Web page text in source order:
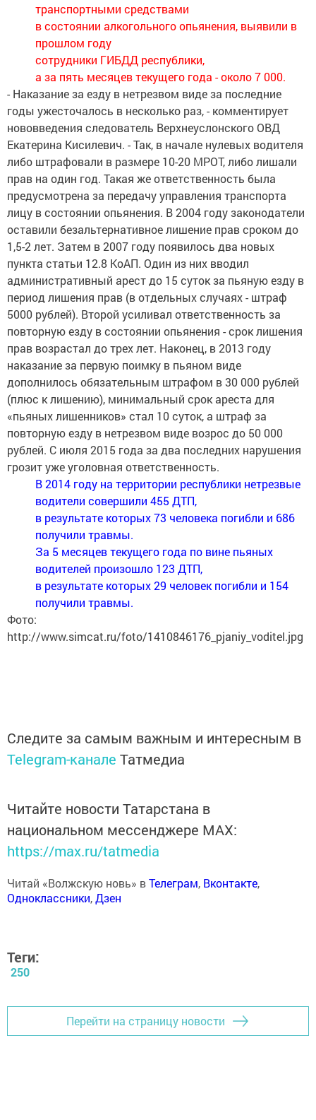
транспортными средствами
в состоянии алкогольного опьянения, выявили в
прошлом году
сотрудники ГИБДД республики,
а за пять месяцев текущего года - около 7 000.
- Наказание за езду в нетрезвом виде за последние
годы ужесточалось в несколько раз, - комментирует
нововведения следователь Верхнеуслонского ОВД
Екатерина Кисилевич. - Так, в начале нулевых водителя
либо штрафовали в размере 10-20 МРОТ, либо лишали
прав на один год. Такая же ответственность была
предусмотрена за передачу управления транспорта
лицу в состоянии опьянения. В 2004 году законодатели
оставили безальтернативное лишение прав сроком до
1,5-2 лет. Затем в 2007 году появилось два новых
пункта статьи 12.8 КоАП. Один из них вводил
административный арест до 15 суток за пьяную езду в
период лишения прав (в отдельных случаях - штраф
5000 рублей). Второй усиливал ответственность за
повторную езду в состоянии опьянения - срок лишения
прав возрастал до трех лет. Наконец, в 2013 году
наказание за первую поимку в пьяном виде
дополнилось обязательным штрафом в 30 000 рублей
(плюс к лишению), минимальный срок ареста для
«пьяных лишенников» стал 10 суток, а штраф за
повторную езду в нетрезвом виде возрос до 50 000
рублей. С июля 2015 года за два последних нарушения
грозит уже уголовная ответственность.
В 2014 году на территории республики нетрезвые
водители совершили 455 ДТП,
в результате которых 73 человека погибли и 686
получили травмы.
За 5 месяцев текущего года по вине пьяных
водителей произошло 123 ДТП,
в результате которых 29 человек погибли и 154
получили травмы.
Фото:
http://www.simcat.ru/foto/1410846176_pjaniy_voditel.jpg
Следите за самым важным и интересным в
Telegram-канале Татмедиа
Читайте новости Татарстана в
национальном мессенджере MАХ:
https://max.ru/tatmedia
Читай «Волжскую новь» вТелеграм, Вконтакте,
Одноклассники,Дзен
Теги:
250
Перейти на страницу новости